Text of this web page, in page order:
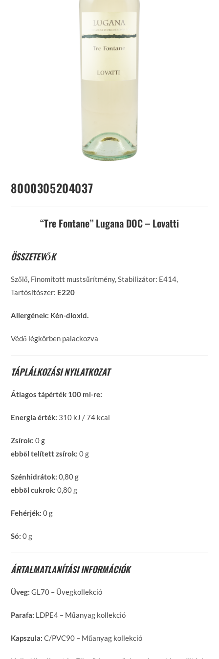
8000305204037
“Tre Fontane” Lugana DOC – Lovatti
ÖSSZETEVŐK
Szőlő, Finomított mustsűrítmény, Stabilizátor: E414,
Tartósítószer: E220
Allergének: Kén-dioxid.
Védő légkörben palackozva
TÁPLÁLKOZÁSI NYILATKOZAT
Átlagos tápérték 100 ml-re:
Energia érték: 310 kJ / 74 kcal
Zsírok: 0 g
ebből telített zsírok: 0 g
Szénhidrátok: 0,80 g
ebből cukrok: 0,80 g
Fehérjék:0 g
Só:0 g
ÁRTALMATLANÍTÁSI INFORMÁCIÓK
Üveg:GL70 – Üvegkollekció
Parafa: LDPE4 – Műanyag kollekció
Kapszula:C/PVC90 – Műanyag kollekció